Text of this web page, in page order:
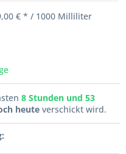
€ * / 1000 Milliliter
8 Stunden und 53
heute verschickt wird.